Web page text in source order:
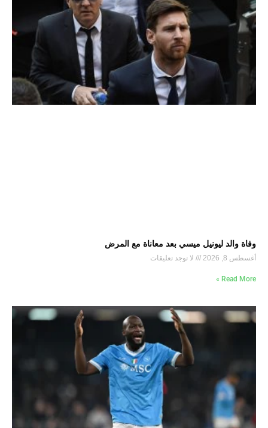
وفاة والد ليونيل ميسي بعد معاناة مع المرض
أغسطس 8, 2026 لا توجد تعليقات
Read More »